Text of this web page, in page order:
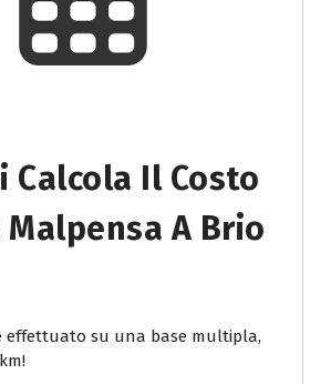
Calcola Il Costo
Malpensa A Brio
effettuato su una base multipla,